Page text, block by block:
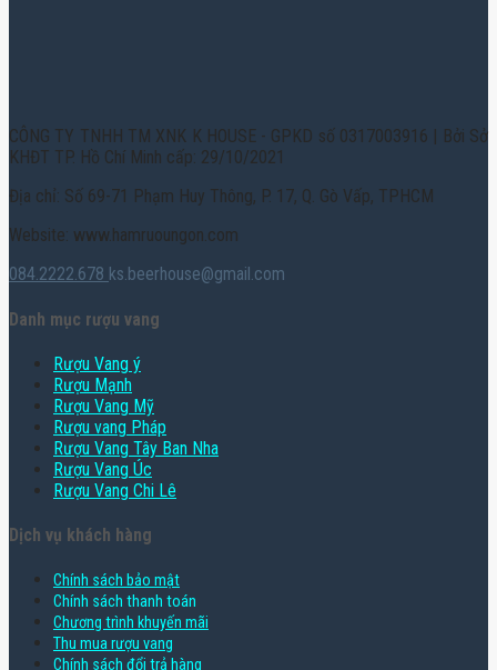
CÔNG TY TNHH TM XNK K HOUSE - GPKD số 0317003916 | Bởi Sở
KHĐT TP. Hồ Chí Minh cấp: 29/10/2021
Địa chỉ: Số 69-71 Phạm Huy Thông, P. 17, Q. Gò Vấp, TPHCM
Website: www.hamruoungon.com
084.2222.678 ks.beerhouse@gmail.com
Danh mục rượu vang
Rượu Vang ý
Rượu Mạnh
Rượu Vang Mỹ
Rượu vang Pháp
Rượu Vang Tây Ban Nha
Rượu Vang Úc
Rượu Vang Chi Lê
Dịch vụ khách hàng
Chính sách bảo mật
Chính sách thanh toán
Chương trình khuyến mãi
Thu mua rượu vang
Chính sách đổi trả hàng